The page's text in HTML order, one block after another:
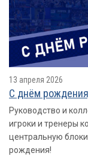
13 апреля 2026
С днём
Руководство и
игроки и тренеры
центральную
рождения!